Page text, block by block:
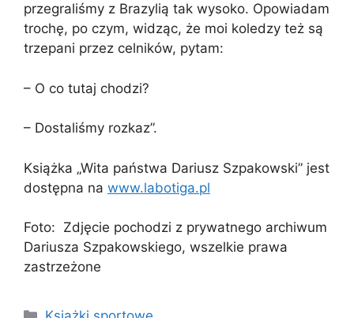
przegraliśmy z Brazylią tak wysoko. Opowiadam
trochę, po czym, widząc, że moi koledzy też są
trzepani przez celników, pytam:
– O co tutaj chodzi?
– Dostaliśmy rozkaz”.
Książka „Wita państwa Dariusz Szpakowski” jest
dostępna na www.labotiga.pl
Foto: Zdjęcie pochodzi z prywatnego archiwum
Dariusza Szpakowskiego, wszelkie prawa
zastrzeżone
Kategorie